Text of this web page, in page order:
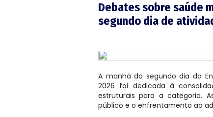
Debates sobre saúde
segundo dia de
A manhã do segundo dia do
2026 foi dedicada à
estruturais para a categoria.
público e o enfrentamento ao